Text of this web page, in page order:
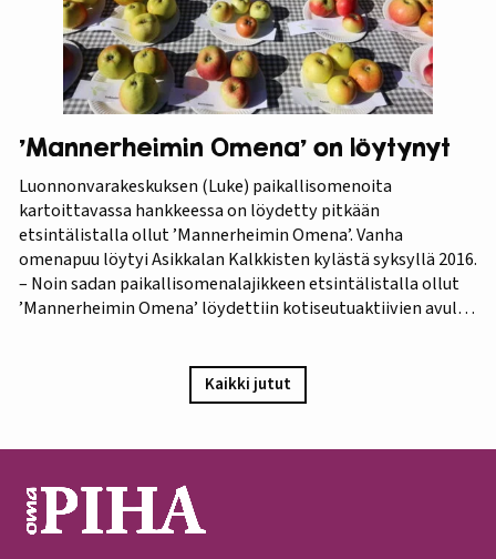
’Mannerheimin Omena’ on löytynyt
Luonnonvarakeskuksen (Luke) paikallisomenoita
kartoittavassa hankkeessa on löydetty pitkään
etsintälistalla ollut ’Mannerheimin Omena’. Vanha
omenapuu löytyi Asikkalan Kalkkisten kylästä syksyllä 2016.
– Noin sadan paikallisomenalajikkeen etsintälistalla ollut
’Mannerheimin Omena’ löydettiin kotiseutuaktiivien avulla.
vastaa Puutarha-lehden vuosien 1921 ja 1931 kuvauksia,
iloitsee tutkija Maarit Heinonen Lukesta.…
Kaikki jutut